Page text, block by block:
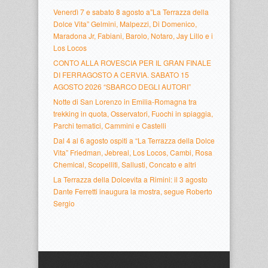
Venerdì 7 e sabato 8 agosto a”La Terrazza della
Dolce Vita” Gelmini, Malpezzi, Di Domenico,
Maradona Jr, Fabiani, Barolo, Notaro, Jay Lillo e i
Los Locos
CONTO ALLA ROVESCIA PER IL GRAN FINALE
DI FERRAGOSTO A CERVIA. SABATO 15
AGOSTO 2026 “SBARCO DEGLI AUTORI”
Notte di San Lorenzo in Emilia-Romagna tra
trekking in quota, Osservatori, Fuochi in spiaggia,
Parchi tematici, Cammini e Castelli
Dal 4 al 6 agosto ospiti a “La Terrazza della Dolce
Vita” Friedman, Jebreal, Los Locos, Cambi, Rosa
Chemical, Scopelliti, Sallusti, Concato e altri
La Terrazza della Dolcevita a Rimini: il 3 agosto
Dante Ferretti inaugura la mostra, segue Roberto
Sergio